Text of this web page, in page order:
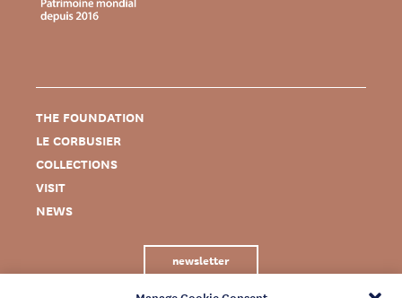
THE FOUNDATION
LE CORBUSIER
COLLECTIONS
VISIT
NEWS
newsletter